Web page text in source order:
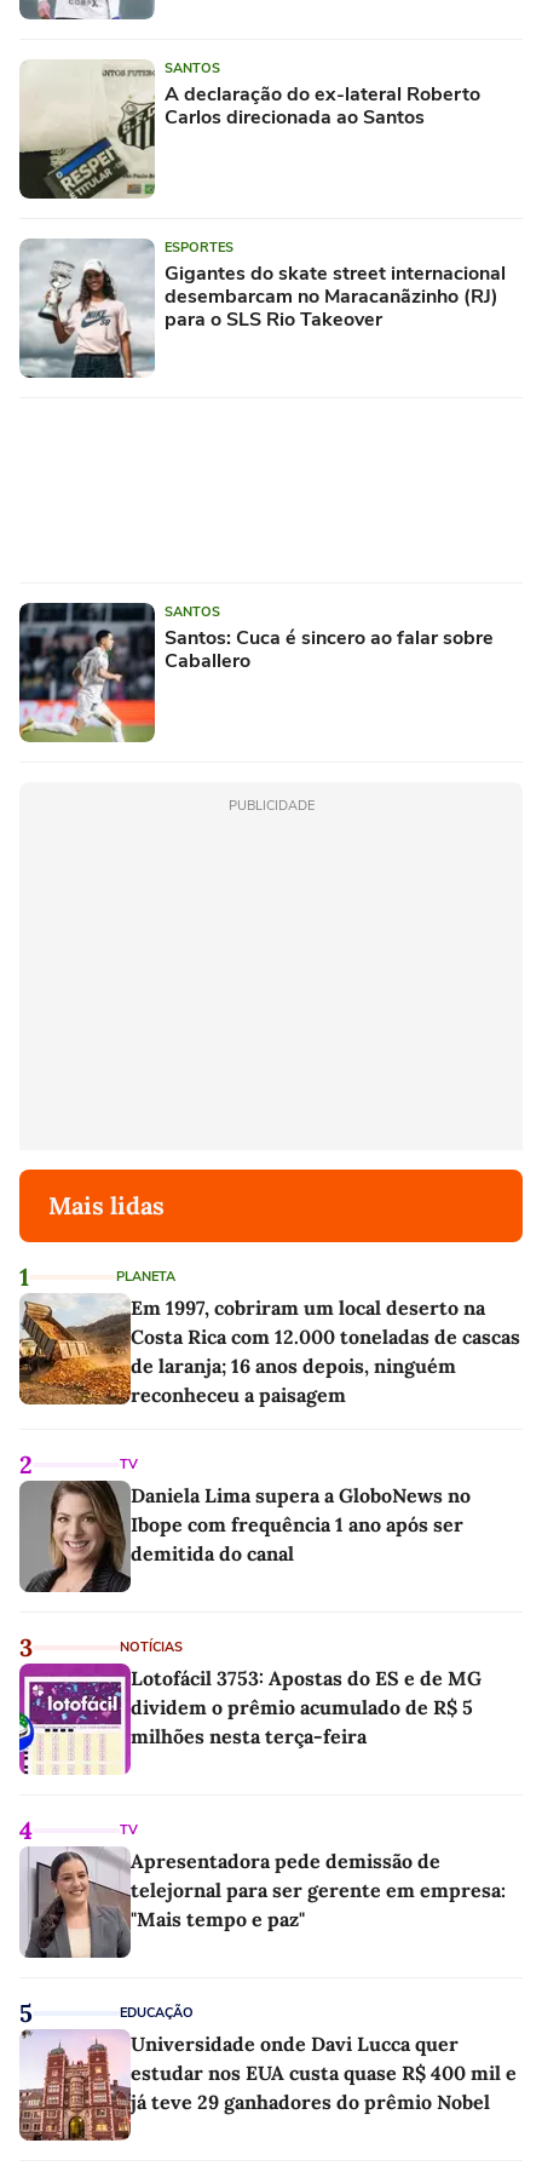
SANTOS
A declaração do ex-lateral Roberto
Carlos direcionada ao Santos
ESPORTES
Gigantes do skate street internacional
desembarcam no Maracanãzinho (RJ)
para o SLS Rio Takeover
SANTOS
Santos: Cuca é sincero ao falar sobre
Caballero
PUBLICIDADE
Mais lidas
1 PLANETA
Em 1997, cobriram um local deserto na
Costa Rica com 12.000 toneladas de cascas
de laranja; 16 anos depois, ninguém
reconheceu a paisagem
2 TV
Daniela Lima supera a GloboNews no
Ibope com frequência 1 ano após ser
demitida do canal
3 NOTÍCIAS
Lotofácil 3753: Apostas do ES e de MG
dividem o prêmio acumulado de R$ 5
milhões nesta terça-feira
4 TV
Apresentadora pede demissão de
telejornal para ser gerente em empresa:
"Mais tempo e paz"
5 EDUCAÇÃO
Universidade onde Davi Lucca quer
estudar nos EUA custa quase R$ 400 mil e
já teve 29 ganhadores do prêmio Nobel